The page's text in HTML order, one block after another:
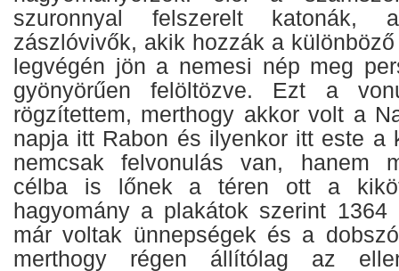
szuronnyal felszerelt katonák,
zászlóvivők, akik hozzák a
legvégén jön a nemesi nép meg
gyönyörűen felöltözve. Ezt a
rögzítettem, merthogy akkor volt a
napja itt Rabon és ilyenkor itt este a
nemcsak felvonulás van, hanem
célba is lőnek a téren ott a
hagyomány a plakátok szerint
már voltak ünnepségek és a
merthogy régen állítólag az